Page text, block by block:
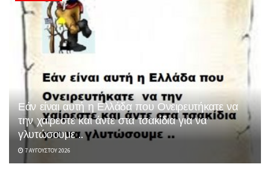
Εάν είναι αυτή η Ελλάδα που Ονειρευτήκατε να
την χαίρεστε και άντε στα τσακίδια για να
γλυτώσουμε ..
7 ΑΥΓΟΎΣΤΟΥ 2026